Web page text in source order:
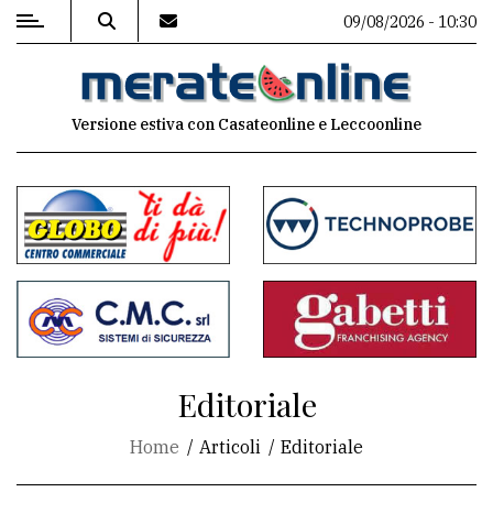
MENU
commenti
Contenuti
del
sito
09/08/2026 - 10:30
Versione estiva con Casateonline e Leccoonline
Editoriale
Home Articoli Editoriale